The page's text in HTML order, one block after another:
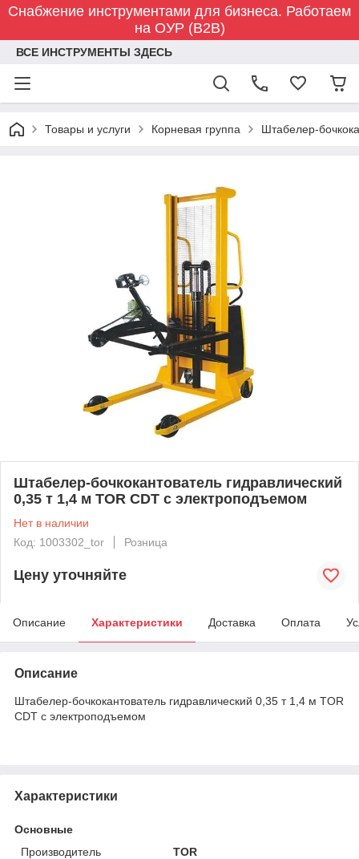
Снабжение инструментами для бизнеса. Работаем
на ОУР (B2B)
ВСЕ ИНСТРУМЕНТЫ ЗДЕСЬ
Товары и услуги Корневая группа Штабелер-
Штабелер-бочкокантователь гидравлический
0,35 т 1,4 м TOR CDT с электроподъемом
Нет в наличии
Код: 1003302_tor
Розница
Цену уточняйте
Описание Характеристики Доставка Оплата
Описание
Штабелер-бочкокантователь гидравлический 0,35 т 1,4 м TOR
CDT с электроподъемом
Характеристики
Основные
Производитель
TOR